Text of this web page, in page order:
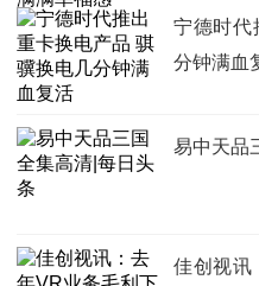
宁德时代
分钟满血
易中天品
佳创视讯